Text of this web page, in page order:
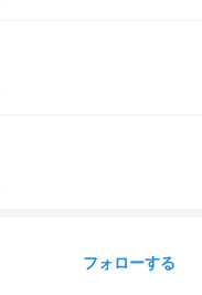
フォローする